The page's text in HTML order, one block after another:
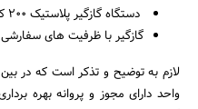
دستگاه گازگیر پلاستیک ۲۰۰ کیلویی
گازگیر با ظرفیت های سفارشی 500/750/900 کیلو
واحد دارای مجوز و پروانه بهره